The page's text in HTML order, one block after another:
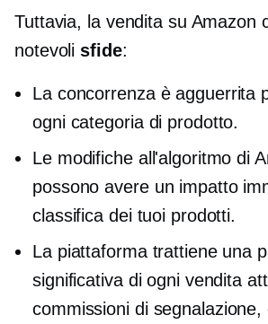
Tuttavia, la vendita su Amazon
notevolisfide:
La concorrenza è agguerrita
ogni categoria di prodotto.
Le modifiche all'algoritmo di
possono avere un impatto
classifica dei tuoi prodotti.
La piattaforma trattiene una
significativa di ogni vendita
commissioni di segnalazione,